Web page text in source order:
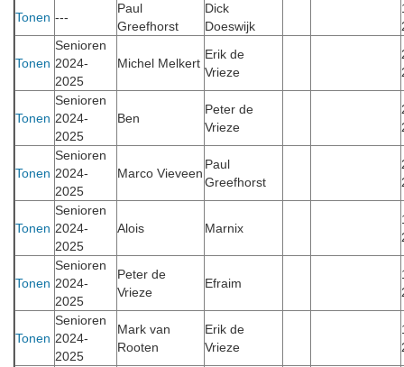
Tonen ---
Paul
Greefhorst
Dick
Doeswijk
Tonen
Senioren
2024-
2025
Michel Melkert
Erik de
Vrieze
Tonen
Senioren
2024-
2025
Ben
Peter de
Vrieze
Tonen
Senioren
2024-
2025
Marco Vieveen
Paul
Greefhorst
Tonen
Senioren
2024-
2025
Alois Marnix
Tonen
Senioren
2024-
2025
Peter de
Vrieze
Efraim
Tonen
Senioren
2024-
2025
Mark van
Rooten
Erik de
Vrieze